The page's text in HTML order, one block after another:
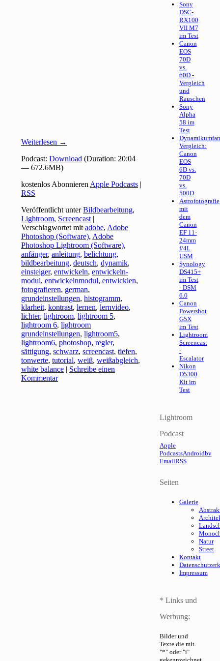
Weiterlesen →
Podcast:Download (Duration: 20:04
— 672.6MB)
kostenlos Abonnieren Apple Podcasts |
RSS
Veröffentlicht unter Bildbearbeitung,
Lightroom, Screencast |
Verschlagwortet mit adobe, Adobe
Photoshop (Software), Adobe
Photoshop Lightroom (Software),
anfänger,anleitung,belichtung,
bildbearbeitung,deutsch,dynamik,
einsteiger,entwickeln,entwickeln-
modul,entwickelnmodul,entwicklen,
fotografieren, german,
grundeinstellungen,histogramm,
klarheit,kontrast,lernen,lernvideo,
lichter,lightroom,lightroom 5,
lightroom 6,lightroom
grundeinstellungen,lightroom5,
lightroom6,photoshop,regler,
sättigung,schwarz,screencast,tiefen,
tonwerte,tutorial,weiß,weißabgleich,
white balance | Schreibe einen
Kommentar
Sony
DSC-
RX100
VII M7
im Test
Canon
EOS
70D
vs.
60D -
Vergleich
und
Rauschen
Sony
Alpha
58 im
Test
Vergleich:
Canon
EOS
6D vs.
70D
vs.
500D
Astrofotografie
mit
dem
Canon
EF 11-
24mm
f/4L
USM
Synology
DS415+
im Test
- DSM
6.0
Canon
Powershot
G5X
im Test
Lightroom
Screencast
-
Escalator
Nikon
D5300
Kit im
Test
Lightroom
Podcast
Apple
PodcastsAndroidby
EmailRSS
Seiten
Galerie
Natur
Street
Kontakt
Impressum
* Links und
Werbung:
Bilder und
Texte die mit
"*" oder "i"